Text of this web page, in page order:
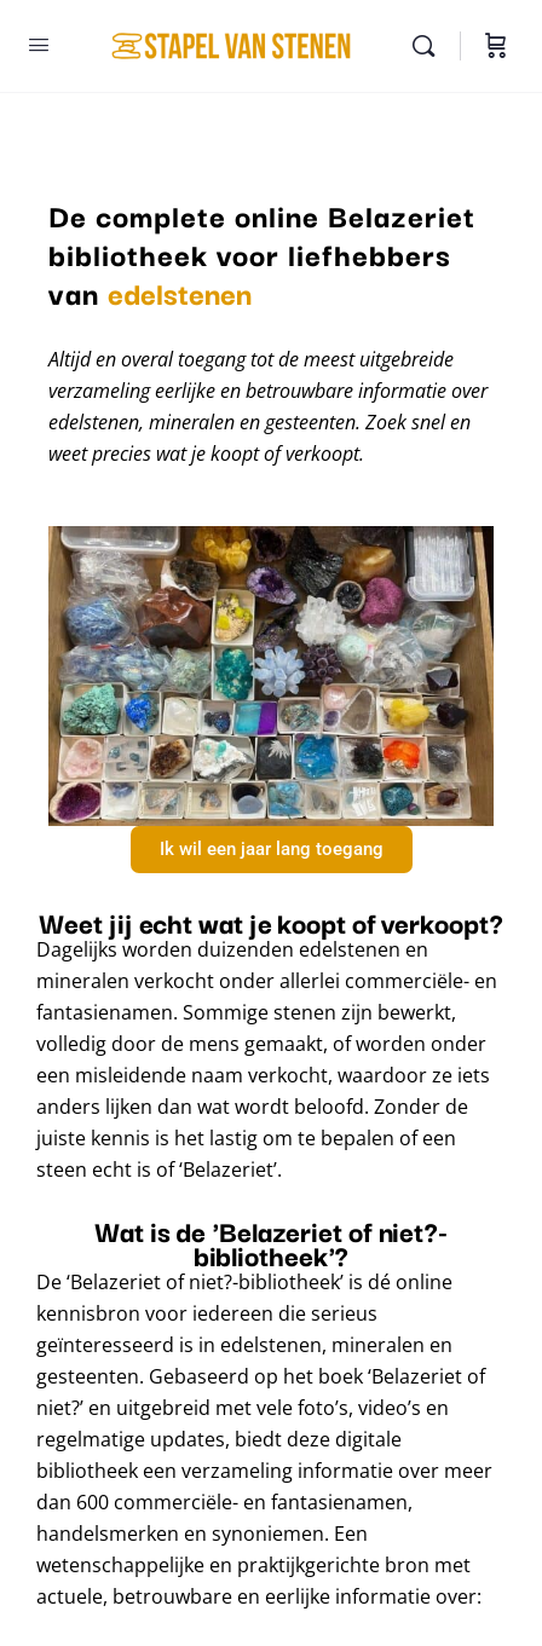
De complete online Belazeriet
bibliotheek voor liefhebbers
van edelstenen
mineralen
Altijd en overal toegang tot de meest uitgebreide
verzameling eerlijke en betrouwbare informatie over
edelstenen, mineralen en gesteenten. Zoek snel en
weet precies wat je koopt of verkoopt.
Ik wil een jaar lang toegang
Weet jij echt wat je koopt of verkoopt?
Dagelijks worden duizenden edelstenen en
mineralen verkocht onder allerlei commerciële- en
fantasienamen. Sommige stenen zijn bewerkt,
volledig door de mens gemaakt, of worden onder
een misleidende naam verkocht, waardoor ze iets
anders lijken dan wat wordt beloofd. Zonder de
juiste kennis is het lastig om te bepalen of een
steen echt is of ‘Belazeriet’.
Wat is de 'Belazeriet of niet?-
bibliotheek'?
De ‘Belazeriet of niet?-bibliotheek’ is dé online
kennisbron voor iedereen die serieus
geïnteresseerd is in edelstenen, mineralen en
gesteenten. Gebaseerd op het boek ‘Belazeriet of
niet?’ en uitgebreid met vele foto’s, video’s en
regelmatige updates, biedt deze digitale
bibliotheek een verzameling informatie over meer
dan 600 commerciële- en fantasienamen,
handelsmerken en synoniemen. Een
wetenschappelijke en praktijkgerichte bron met
actuele, betrouwbare en eerlijke informatie over: